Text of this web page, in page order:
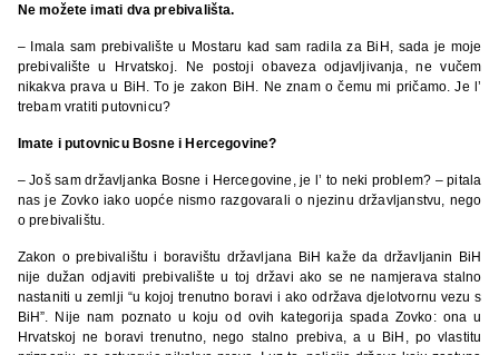
Ne možete imati dva prebivališta.
– Imala sam prebivalište u Mostaru kad sam radila za BiH, sada je moje
prebivalište u Hrvatskoj. Ne postoji obaveza odjavljivanja, ne vučem
nikakva prava u BiH. To je zakon BiH. Ne znam o čemu mi pričamo. Je l’
trebam vratiti putovnicu?
Imate i putovnicu Bosne i Hercegovine?
– Još sam državljanka Bosne i Hercegovine, je l’ to neki problem? – pitala
nas je Zovko iako uopće nismo razgovarali o njezinu državljanstvu, nego
o prebivalištu.
Zakon o prebivalištu i boravištu državljana BiH kaže da državljanin BiH
nije dužan odjaviti prebivalište u toj državi ako se ne namjerava stalno
nastaniti u zemlji “u kojoj trenutno boravi i ako održava djelotvornu vezu s
BiH”. Nije nam poznato u koju od ovih kategorija spada Zovko: ona u
Hrvatskoj ne boravi trenutno, nego stalno prebiva, a u BiH, po vlastitu